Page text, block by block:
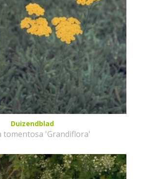
Duizendblad
tomentosa 'Grandiflora'